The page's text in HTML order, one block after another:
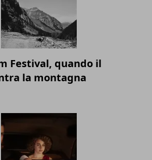
Festival, quando il
la montagna